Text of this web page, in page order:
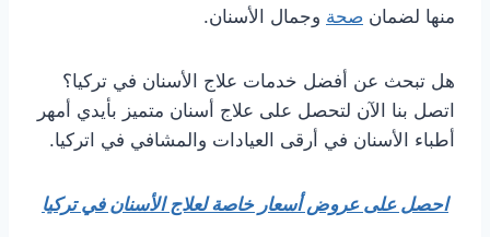
منها لضمان صحة وجمال الأسنان.
هل تبحث عن أفضل خدمات علاج الأسنان في تركيا؟
اتصل بنا الآن لتحصل على علاج أسنان متميز بأيدي أمهر
أطباء الأسنان في أرقى العيادات والمشافي في اتركيا.
احصل على عروض أسعار خاصة لعلاج الأسنان في تركيا